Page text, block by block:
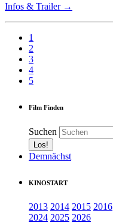
Infos & Trailer →
1
2
3
4
5
Film Finden
Suchen
Demnächst
KINOSTART
2013 2014 2015 2016
2024 2025 2026